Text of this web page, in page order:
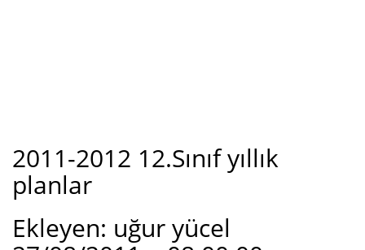
2011-2012 12.Sınıf yıllık
planlar
Ekleyen: uğur yücel